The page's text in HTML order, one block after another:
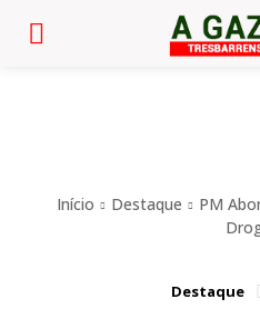
Início Destaque
PM
Destaque